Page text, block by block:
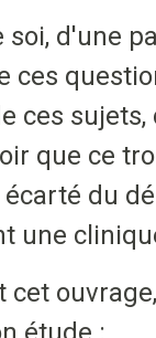
d'une
ces
que ce
du
une